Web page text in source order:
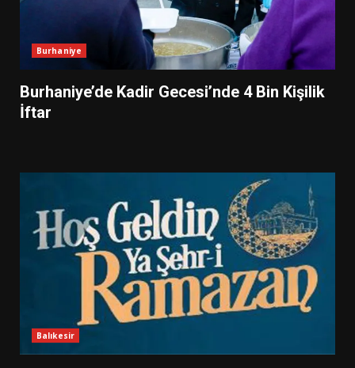
Burhaniye
Burhaniye’de Kadir Gecesi’nde 4 Bin Kişilik
İftar
Balıkesir